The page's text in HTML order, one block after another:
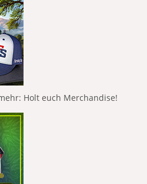
Holt euch Merchandise!